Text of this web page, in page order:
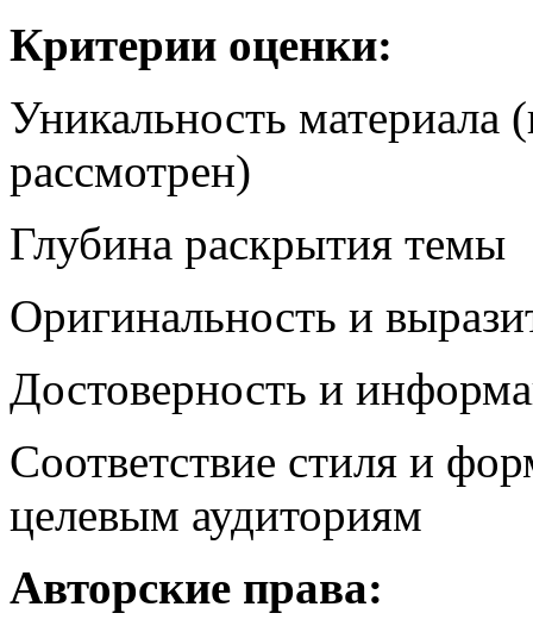
Критерии оценки:
Уникальность материала
рассмотрен)
Глубина раскрытия темы
Оригинальность и
Достоверность и
Соответствие стиля и
целевым аудиториям
Авторские права: